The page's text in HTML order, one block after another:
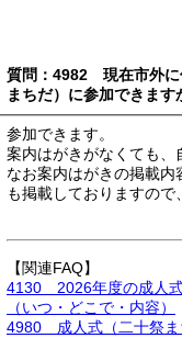
質問：4982 現在市外に
まちだ）に参加できます
参加できます。
案内はがきがなくても、
なお案内はがきの掲載内
も掲載しておりますので
【関連FAQ】
4130 2026年度の成人
（いつ・どこで・内容）
4980 成人式（二十祭ま